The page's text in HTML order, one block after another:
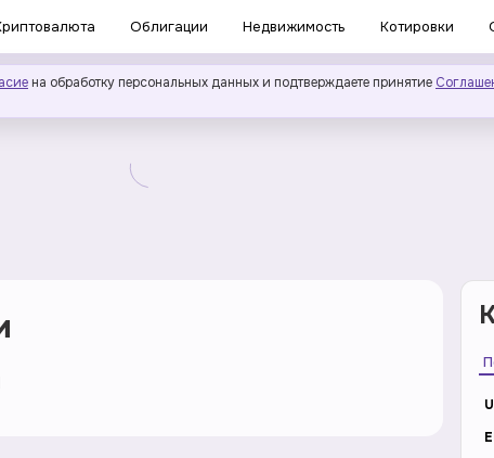
Облигации Недвижимость Котировки
на обработку персональных данных и подтверждаете принятие